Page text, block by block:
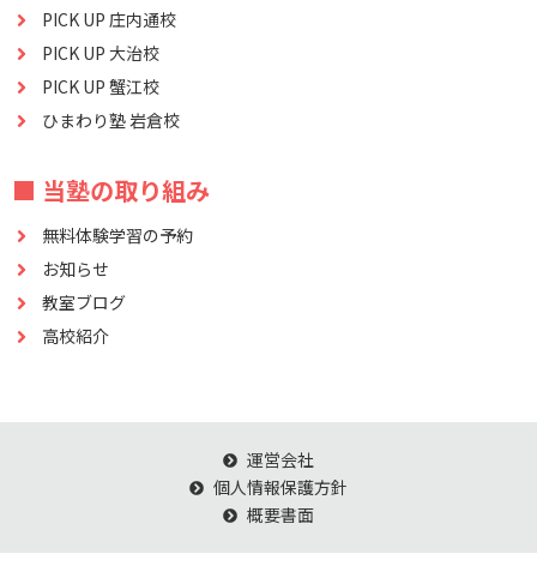
PICK UP 庄内通校
PICK UP 大治校
PICK UP 蟹江校
ひまわり塾 岩倉校
■ 当塾の取り組み
無料体験学習の予約
お知らせ
教室ブログ
高校紹介
運営会社
個人情報保護方針
概要書面